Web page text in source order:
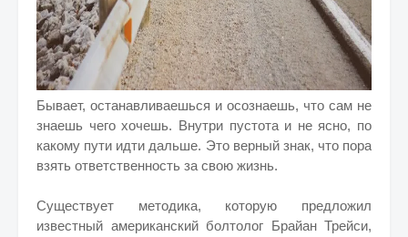
Бывает, останавливаешься и осознаешь, что сам не
знаешь чего хочешь. Внутри пустота и не ясно, по
какому пути идти дальше. Это верный знак, что пора
взять ответственность за свою жизнь.
Существует методика, которую предложил
известный американский болтолог Брайан Трейси,